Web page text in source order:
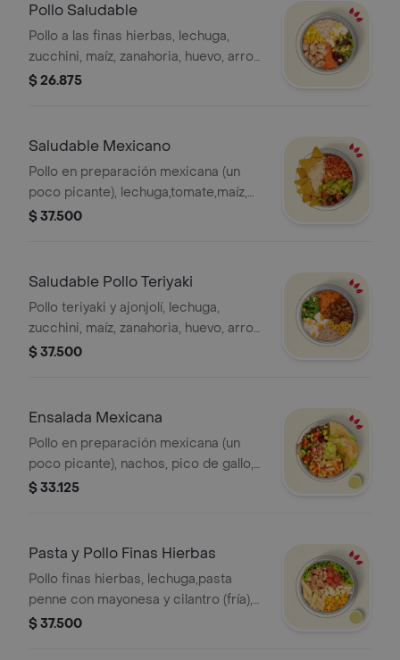
Pollo Saludable
Pollo a las finas hierbas, lechuga,
zucchini, maíz, zanahoria, huevo, arroz
integral y salsa MUY. *La bebida tiene
$ 26.875
Saludable Mexicano
Pollo en preparación mexicana (un
poco picante), lechuga,tomate,maíz,
aguacate,nachos, arroz integral y
$ 37.500
Saludable Pollo Teriyaki
Pollo teriyaki y ajonjolí, lechuga,
zucchini, maíz, zanahoria, huevo, arroz
integral y salsa MUY, * La bebida tiene
$ 37.500
Ensalada Mexicana
Pollo en preparación mexicana (un
poco picante), nachos, pico de gallo,
guacamole,mozzarella,maíz, lechuga y
$ 33.125
Pasta y Pollo Finas Hierbas
Pollo finas hierbas, lechuga,pasta
penne con mayonesa y cilantro (fría),
tomate cherry, mozzarella, maíz, huevo
$ 37.500